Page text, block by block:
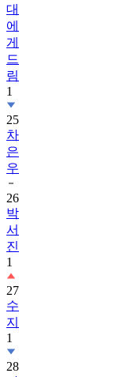
대
에
게
드
림
1
25
차
은
우
26
박
서
진
1
27
수
지
1
28